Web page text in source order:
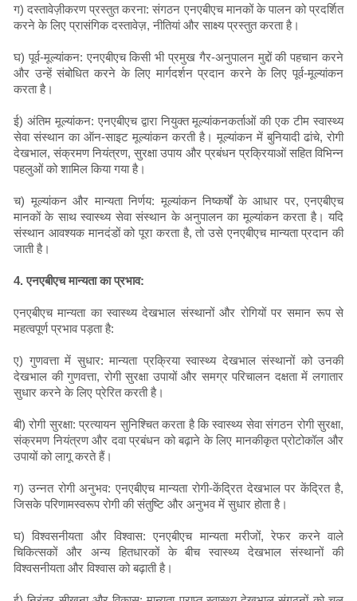
ग) दस्तावेज़ीकरण प्रस्तुत करना: संगठन एनएबीएच मानकों के पालन को प्रदर्शित
करने के लिए प्रासंगिक दस्तावेज़, नीतियां और साक्ष्य प्रस्तुत करता है।
घ) पूर्व-मूल्यांकन: एनएबीएच किसी भी प्रमुख गैर-अनुपालन मुद्दों की पहचान करने
और उन्हें संबोधित करने के लिए मार्गदर्शन प्रदान करने के लिए पूर्व-मूल्यांकन
करता है।
ई) अंतिम मूल्यांकन: एनएबीएच द्वारा नियुक्त मूल्यांकनकर्ताओं की एक टीम स्वास्थ्य
सेवा संस्थान का ऑन-साइट मूल्यांकन करती है। मूल्यांकन में बुनियादी ढांचे, रोगी
देखभाल, संक्रमण नियंत्रण, सुरक्षा उपाय और प्रबंधन प्रक्रियाओं सहित विभिन्न
पहलुओं को शामिल किया गया है।
च) मूल्यांकन और मान्यता निर्णय: मूल्यांकन निष्कर्षों के आधार पर, एनएबीएच
मानकों के साथ स्वास्थ्य सेवा संस्थान के अनुपालन का मूल्यांकन करता है। यदि
संस्थान आवश्यक मानदंडों को पूरा करता है, तो उसे एनएबीएच मान्यता प्रदान की
जाती है।
4. एनएबीएच मान्यता का प्रभाव:
एनएबीएच मान्यता का स्वास्थ्य देखभाल संस्थानों और रोगियों पर समान रूप से
महत्वपूर्ण प्रभाव पड़ता है:
ए) गुणवत्ता में सुधार: मान्यता प्रक्रिया स्वास्थ्य देखभाल संस्थानों को उनकी
देखभाल की गुणवत्ता, रोगी सुरक्षा उपायों और समग्र परिचालन दक्षता में लगातार
सुधार करने के लिए प्रेरित करती है।
बी) रोगी सुरक्षा: प्रत्यायन सुनिश्चित करता है कि स्वास्थ्य सेवा संगठन रोगी सुरक्षा,
संक्रमण नियंत्रण और दवा प्रबंधन को बढ़ाने के लिए मानकीकृत प्रोटोकॉल और
उपायों को लागू करते हैं।
ग) उन्नत रोगी अनुभव: एनएबीएच मान्यता रोगी-केंद्रित देखभाल पर केंद्रित है,
जिसके परिणामस्वरूप रोगी की संतुष्टि और अनुभव में सुधार होता है।
घ) विश्वसनीयता और विश्वास: एनएबीएच मान्यता मरीजों, रेफर करने वाले
चिकित्सकों और अन्य हितधारकों के बीच स्वास्थ्य देखभाल संस्थानों की
विश्वसनीयता और विश्वास को बढ़ाती है।